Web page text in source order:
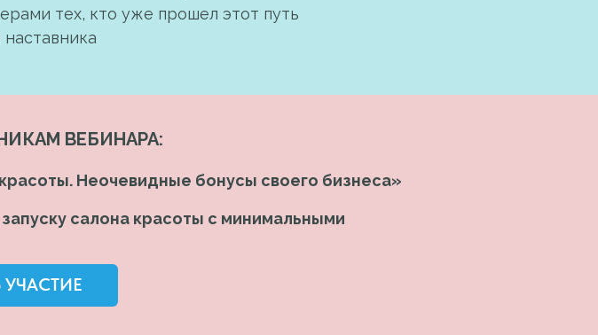
Неочевидные бонусы своего бизнеса»
УЧАСТИЕ
тех, кто уже прошел этот путь
салона красоты с минимальными
ВЕБИНАРА: